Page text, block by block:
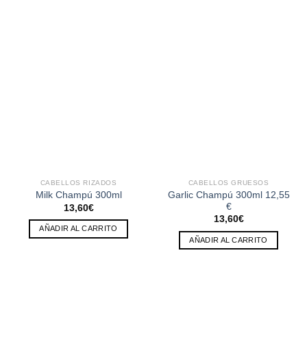
CABELLOS RIZADOS
Milk Champú 300ml
13,60€
AÑADIR AL CARRITO
CABELLOS GRUESOS
Garlic Champú 300ml 12,55
€
13,60€
AÑADIR AL CARRITO